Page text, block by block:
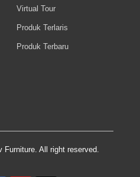
Virtual Tour
Produk Terlaris
Produk Terbaru
Furniture. All right reserved.